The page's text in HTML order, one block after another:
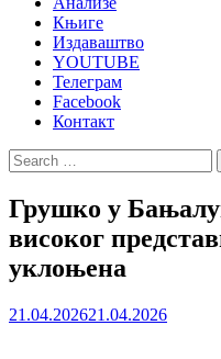
Књиге
Издаваштво
YOUTUBE
Телеграм
Facebook
Контакт
Search
for:
Грушко у
високог
уклоњена
21.04.202621.04.2026